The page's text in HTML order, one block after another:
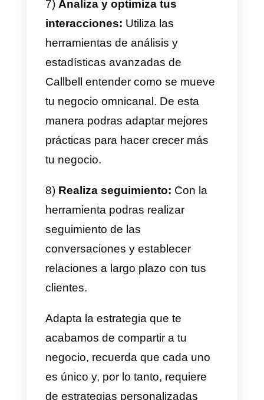
Configura tus canales de
mensajería en Callbell:
Regístrate en Callbell.eu y
configura los diferentes canales
de mensajería que desees
utilizar.
predefinidas:Utiliza la función
respuestas predefinidas de
Callbell para agilizar las
conversaciones.
contacto para que puedan
escribirte a Callbell: Agrega el
Widget de chat de Callbell en tu